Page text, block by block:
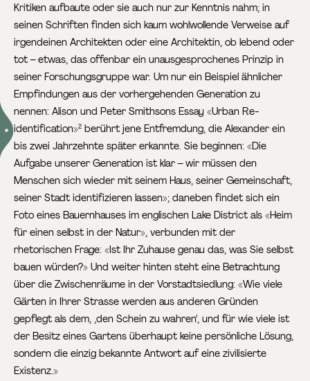
Kritiken aufbaute oder sie auch nur zur Kenntnis nahm; in
seinen Schriften finden sich kaum wohlwollende Verweise auf
irgendeinen Architekten oder eine Architektin, ob lebend oder
tot – etwas, das offenbar ein unausgesprochenes Prinzip in
seiner Forschungsgruppe war. Um nur ein Beispiel ähnlicher
Empfindungen aus der vorhergehenden Generation zu
nennen: Alison und Peter Smithsons Essay «Urban Re-
identification»2 berührt jene Entfremdung, die Alexander ein
bis zwei Jahrzehnte später erkannte. Sie beginnen: «Die
Aufgabe unserer Generation ist klar – wir müssen den
Menschen sich wieder mit seinem Haus, seiner Gemeinschaft,
seiner Stadt identifizieren lassen»; daneben findet sich ein
Foto eines Bauernhauses im englischen Lake District als «Heim
für einen selbst in der Natur», verbunden mit der
rhetorischen Frage: «Ist Ihr Zuhause genau das, was Sie selbst
bauen würden?» Und weiter hinten steht eine Betrachtung
über die Zwischenräume in der Vorstadtsiedlung: «Wie viele
Gärten in Ihrer Strasse werden aus anderen Gründen
gepflegt als dem, ‚den Schein zu wahren‘, und für wie viele ist
der Besitz eines Gartens überhaupt keine persönliche Lösung,
sondern die einzig bekannte Antwort auf eine zivilisierte
Existenz.»